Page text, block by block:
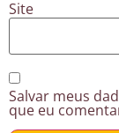
Site
Salvar meus
que eu